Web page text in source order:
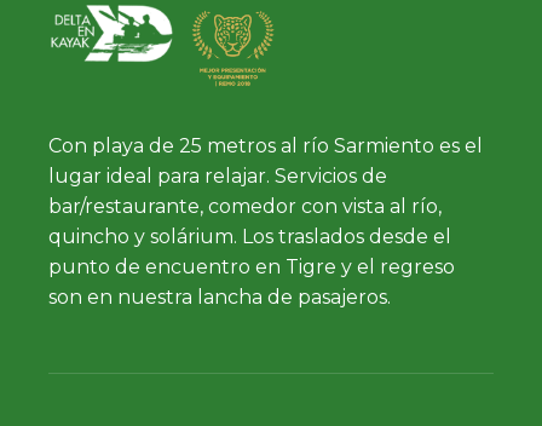
Con playa de 25 metros al río Sarmiento es el
lugar ideal para relajar. Servicios de
bar/restaurante, comedor con vista al río,
quincho y solárium. Los traslados desde el
punto de encuentro en Tigre y el regreso
son en nuestra lancha de pasajeros.